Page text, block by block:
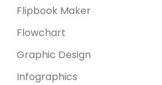
Flipbook Maker
Flowchart
Graphic Design
Infographics